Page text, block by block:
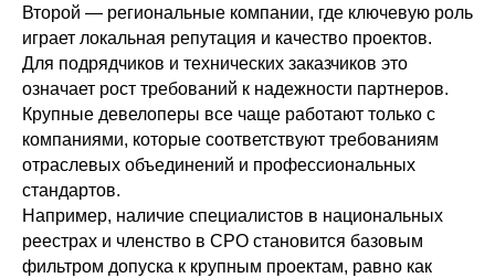
Второй — региональные компании, где ключевую роль
играет локальная репутация и качество проектов.
Для подрядчиков и технических заказчиков это
означает рост требований к надежности партнеров.
Крупные девелоперы все чаще работают только с
компаниями, которые соответствуют требованиям
отраслевых объединений и профессиональных
стандартов.
Например, наличие специалистов в национальных
реестрах и членство в СРО становится базовым
фильтром допуска к крупным проектам, равно как